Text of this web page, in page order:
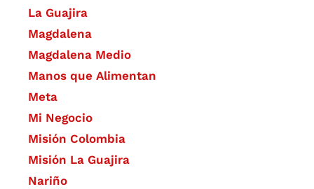
La Guajira
Magdalena
Magdalena Medio
Manos que Alimentan
Meta
Mi Negocio
Misión Colombia
Misión La Guajira
Nariño